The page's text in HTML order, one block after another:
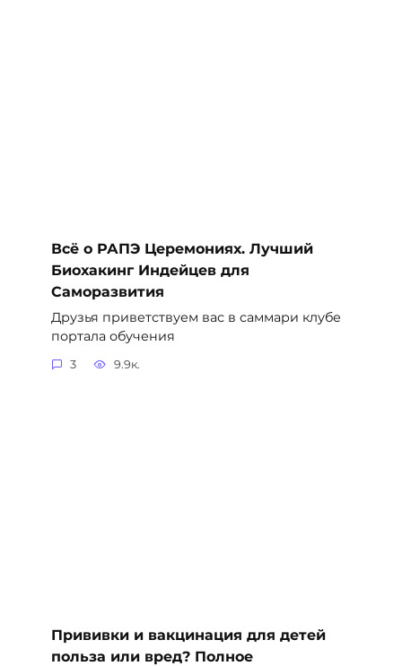
Всё о РАПЭ Церемониях. Лучший
Биохакинг Индейцев для
Саморазвития
Друзья приветствуем вас в саммари клубе
портала обучения
3 9.9к.
Прививки и вакцинация для детей
польза или вред? Полное